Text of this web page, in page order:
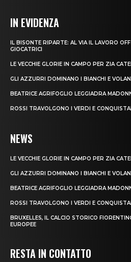
IN EVIDENZA
IL BISONTE RIPARTE: AL VIA IL LAVORO
GIOCATRICI
LE VECCHIE GLORIE IN CAMPO PER ZIA
GLI AZZURRI DOMINANO I BIANCHI E
BEATRICE AGRIFOGLIO LEGGIADRA
ROSSI TRAVOLGONO I VERDI E
NEWS
LE VECCHIE GLORIE IN CAMPO PER ZIA
GLI AZZURRI DOMINANO I BIANCHI E
BEATRICE AGRIFOGLIO LEGGIADRA
ROSSI TRAVOLGONO I VERDI E
BRUXELLES, IL CALCIO STORICO
EUROPEE
RESTA IN CONTATTO